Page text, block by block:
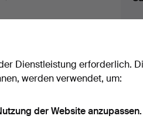
Objekt
Suche
Dienstleistung erforderlich.
werden verwendet, um:
der Website anzupassen.